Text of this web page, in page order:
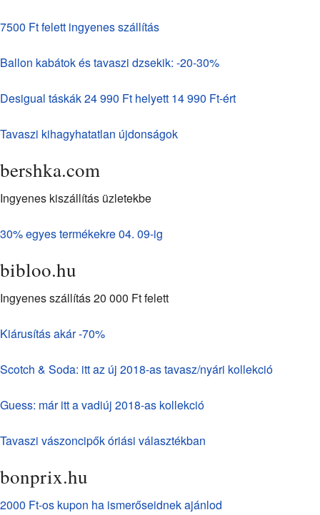
7500 Ft felett ingyenes szállítás
Ballon kabátok és tavaszi dzsekik: -20-30%
Desigual táskák 24 990 Ft helyett 14 990 Ft-ért
Tavaszi kihagyhatatlan újdonságok
bershka.com
Ingyenes kiszállítás üzletekbe
30% egyes termékekre 04. 09-ig
bibloo.hu
Ingyenes szállítás 20 000 Ft felett
Kiárusítás akár -70%
Scotch & Soda: itt az új 2018-as tavasz/nyári kollekció
Guess: már itt a vadiúj 2018-as kollekció
Tavaszi vászoncipők óriási választékban
bonprix.hu
2000 Ft-os kupon ha ismerőseidnek ajánlod